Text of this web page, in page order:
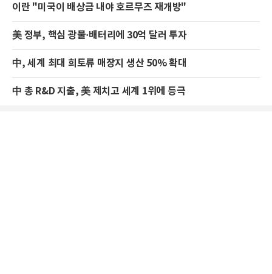
이란 "미국이 배상금 내야 호르무즈 재개방"
美 정부, 핵심 광물·배터리에 30억 달러 투자
中, 세계 최대 희토류 매장지 생산 50% 확대
中 총 R&D 지출, 美 제치고 세계 1위에 등극